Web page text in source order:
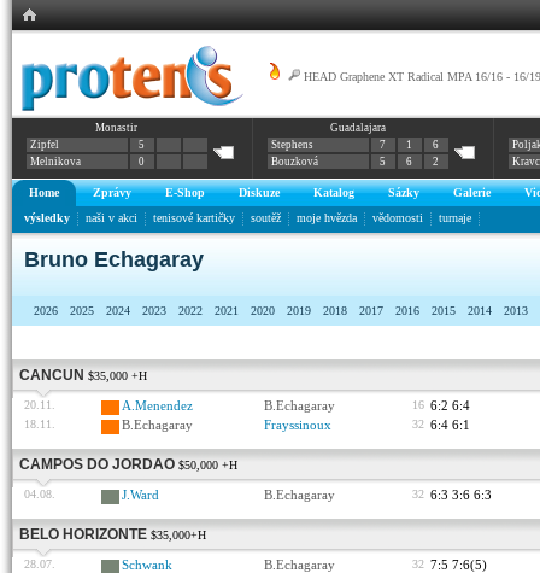
HEAD Graphene XT Radical MPA 16/16 - 16/19
Prestige MID
Monastir
Zipfel
5
Melnikova
0
Guadalajara
Stephens
7 1
6
Bouzková
5 6 2
Home Zprávy E-Shop Diskuze Katalog Sázky Galerie
výsledky
naši v akci tenisové kartičky soutěž moje hvězda vědomosti turnaje
Bruno Echagaray
2026 2025 2024 2023 2022 2021 2020 2019 2018 2017 2016 2015 2014 2013
CANCUN $35,000 +H
20.11. A.Menendez B.Echagaray 16 6:2 6:4
18.11. B.Echagaray Frayssinoux 32 6:4 6:1
CAMPOS DO JORDAO $50,000 +H
04.08. J.Ward B.Echagaray 32 6:3 3:6 6:3
BELO HORIZONTE $35,000+H
28.07. Schwank B.Echagaray 32 7:5 7:6(5)